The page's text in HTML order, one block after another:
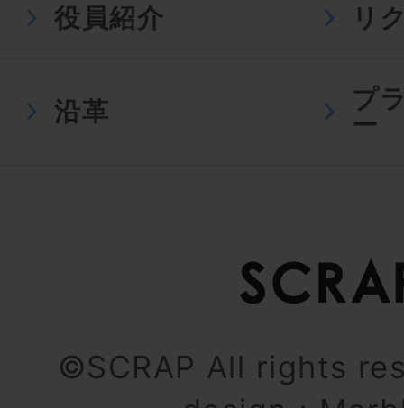
役員紹介 リ
沿革
プ
ー
©SCRAP All rights